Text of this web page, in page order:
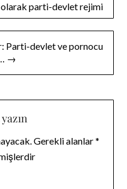
parti-devlet rejimi
Parti-devlet ve pornocu
→
Gerekli alanlar*